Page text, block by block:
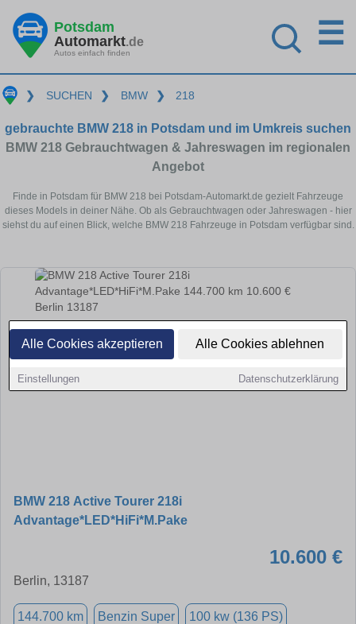
Alle Cookies akzeptieren Alle Cookies ablehnen
Einstellungen Datenschutzerklärung
Potsdam
Automarkt.de
Autos einfach finden
☰
❯ SUCHEN ❯ BMW ❯ 218
gebrauchte BMW 218 in Potsdam und im Umkreis suchen
BMW 218 Gebrauchtwagen & Jahreswagen im regionalen
Angebot
Finde in Potsdam für BMW 218 bei Potsdam-Automarkt.de gezielt Fahrzeuge
dieses Models in deiner Nähe. Ob als Gebrauchtwagen oder Jahreswagen - hier
siehst du auf einen Blick, welche BMW 218 Fahrzeuge in Potsdam verfügbar sind.
BMW 218 Active Tourer 218i
Advantage*LED*HiFi*M.Pake
10.600 €
Berlin, 13187
144.700 km Benzin Super 100 kw (136 PS)